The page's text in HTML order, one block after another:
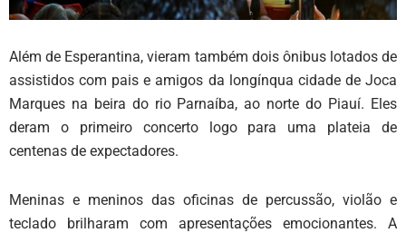
Além de Esperantina, vieram também dois ônibus lotados de
assistidos com pais e amigos da longínqua cidade de Joca
Marques na beira do rio Parnaíba, ao norte do Piauí. Eles
deram o primeiro concerto logo para uma plateia de
centenas de expectadores.
Meninas e meninos das oficinas de percussão, violão e
teclado brilharam com apresentações emocionantes. A